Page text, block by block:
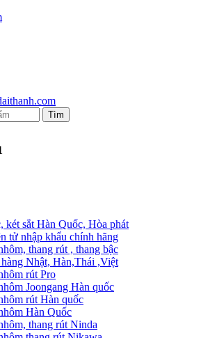
Tìm
két sắt Hàn Quốc, Hòa phát
tử nhập khẩu chính hãng
thang rút , thang bậc
Nhật, Hàn,Thái ,Việt
rút Pro
Joongang Hàn quốc
rút Hàn quốc
Hàn Quốc
thang rút Ninda